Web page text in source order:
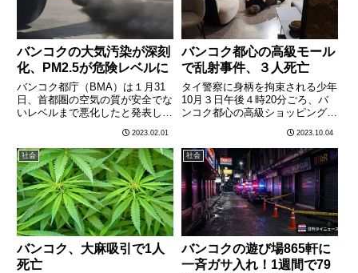
バンコクの大気汚染が深刻
化、PM2.5が危険レベルに
バンコク都庁（BMA）は１月31
日、首都圏の空気の質が安全でな
いレベルまで悪化したと発表し、
動を控える呼び掛けた。BMAに
よると、PM2.5（直径2.5マイク
ロメートル以下の粒子）が首都圏
内の大部分の地域で１立………
2023.02.01
バンコク都心の高級モール
で乱射事件、３人死亡
タイ警察に身柄を拘束される少年
10月３日午後４時20分ごろ、バ
ンコク都心の高級ショッピングモ
少年が銃を乱射し、５歳の子ども
や学生を含む３人が死亡し、外国
人を含む４人が負傷した。タイ警
察は少年を拘束したが、動機
や………
2023.10.04
社会
バンコク、大麻吸引で1人
死亡
社会
バンコクの遊び場865軒に
一斉ガサ入れ！1週間で79